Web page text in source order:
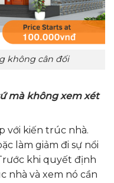
không cân đối
mà không xem xét
với kiến trúc nhà.
làm giảm đi sự nổi
khi quyết định
nhà và xem nó cần